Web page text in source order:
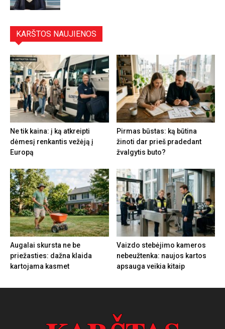
KARŠTOS NAUJIENOS
Ne tik kaina: į ką atkreipti
dėmesį renkantis vežėją į
Europą
Pirmas būstas: ką būtina
žinoti dar prieš pradedant
žvalgytis buto?
Augalai skursta ne be
priežasties: dažna klaida
kartojama kasmet
Vaizdo stebėjimo kameros
nebeužtenka: naujos kartos
apsauga veikia kitaip